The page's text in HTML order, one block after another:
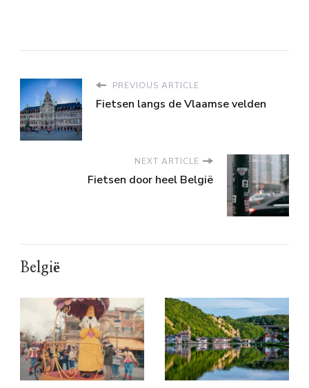
PREVIOUS ARTICLE
Fietsen langs de Vlaamse velden
NEXT ARTICLE
Fietsen door heel België
België